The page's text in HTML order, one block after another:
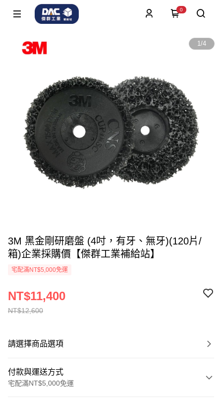
0
1/4
3M 黑金剛研磨盤 (4吋，有牙、無牙)(120片/
箱)企業採購價【傑群工業補給站】
宅配滿NT$5,000免運
NT$12,600
NT$11,400
請選擇商品選項
付款與運送方式
宅配滿NT$5,000免運